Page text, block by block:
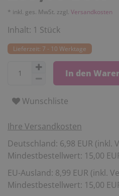
* inkl. ges. MwSt. zzgl. Versandkosten
Inhalt: 1 Stück
Lieferzeit: 7 - 10 Werktage
In den
Wunschliste
Ihre Versandkosten
Deutschland: 6,98 EUR (inkl.
Mindestbestellwert: 15,00
EU-Ausland: 8,99 EUR (inkl.
Mindestbestellwert: 15,00